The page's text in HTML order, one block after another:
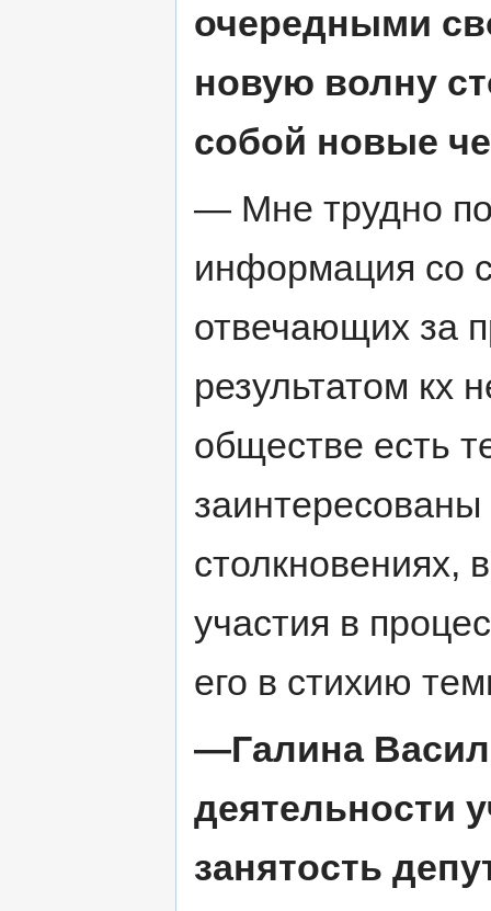
очередными
новую волну
собой новые
— Мне трудно
информация со
отвечающих за
результатом кх
обществе есть
столкновениях,
участия в
его в стихию
—Галина
деятельности
занятость